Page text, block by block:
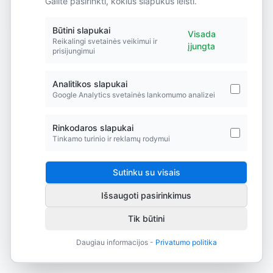
Būtini slapukai
Reikalingi svetainės veikimui ir
prisijungimui
Visada
įjungta
Analitikos slapukai
Google Analytics svetainės lankomumo analizei
Rinkodaros slapukai
Tinkamo turinio ir reklamų rodymui
Sutinku su visais
Išsaugoti pasirinkimus
Tik būtini
Daugiau informacijos - Privatumo politika